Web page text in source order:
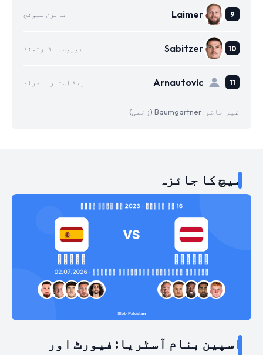
Laimer بایرن میونخ
Sabitzer بوروسیا ڈارٹمنڈ
Arnautovic ریڈ اسٹار بلغراد
غیر حاضر: Baumgartner (زخمی)
میچ کا جائزہ
اسپین بنام آسٹریا: فیورٹ اور